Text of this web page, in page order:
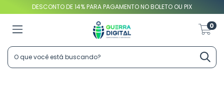
DESCONTO DE 14% PARA PAGAMENTO NO BOLETO OU PIX
0